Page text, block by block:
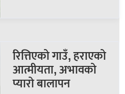
रित्तिएको गाउँ, हराएको
आत्मीयता, अभावको
प्यारो बालापन